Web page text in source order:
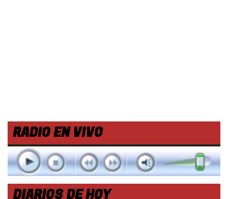
RADIO EN VIVO
DIARIOS DE HOY